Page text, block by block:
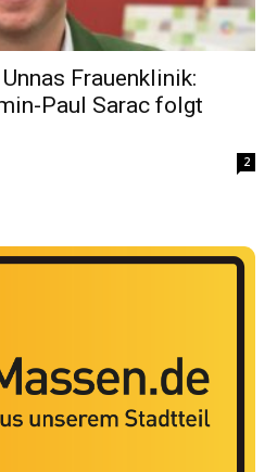
Frauenklinik:
Paul Sarac folgt
2